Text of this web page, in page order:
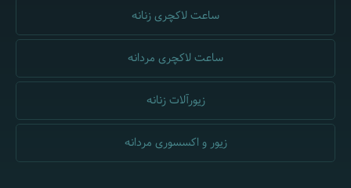
ساعت لاکچری زنانه
ساعت لاکچری مردانه
زیورآلات زنانه
زیور و اکسسوری مردانه